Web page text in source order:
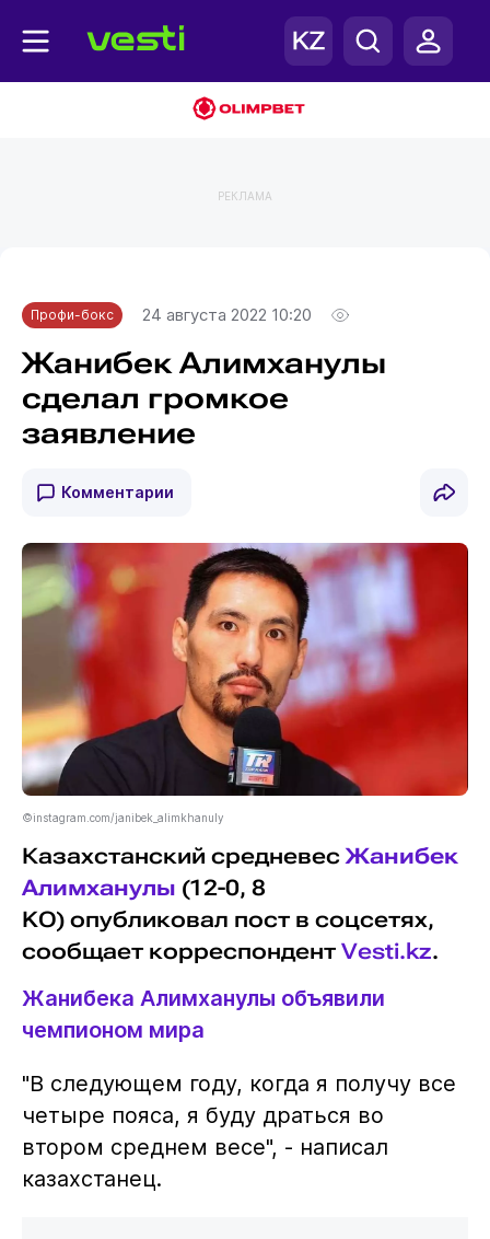
РЕКЛАМА
Профи-бокс 24 августа 2022 10:20
Жанибек Алимханулы
сделал громкое
заявление
Комментарии
©instagram.com/janibek_alimkhanuly
Казахстанский средневесЖанибек
Алимханулы (12-0, 8
KO) опубликовал пост в соцсетях,
сообщает корреспондент Vesti.kz.
Жанибека Алимханулы объявили
чемпионом мира
"В следующем году, когда я получу все
четыре пояса, я буду драться во
втором среднем весе", - написал
казахстанец.